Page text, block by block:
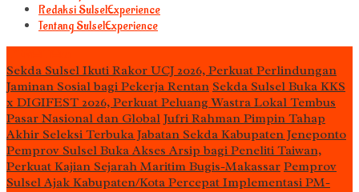
Redaksi SulselExperience
Tentang SulselExperience
Sekda Sulsel Ikuti Rakor UCJ 2026, Perkuat Perlindungan
Jaminan Sosial bagi Pekerja Rentan Sekda Sulsel Buka KKS
x DIGIFEST 2026, Perkuat Peluang Wastra Lokal Tembus
Pasar Nasional dan Global Jufri Rahman Pimpin Tahap
Akhir Seleksi Terbuka Jabatan Sekda Kabupaten Jeneponto
Pemprov Sulsel Buka Akses Arsip bagi Peneliti Taiwan,
Perkuat Kajian Sejarah Maritim Bugis-Makassar Pemprov
Sulsel Ajak Kabupaten/Kota Percepat Implementasi PM-